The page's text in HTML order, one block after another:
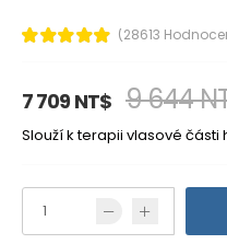
(28613
7 709 NT$ 9 644
Slouží k terapii vlasové části